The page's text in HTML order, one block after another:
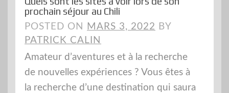
prochain séjour au Chili
POSTED ON MARS 3, 2022 BY
PATRICK CALIN
Amateur d’aventures et à la recherche
de nouvelles expériences ? Vous êtes à
la recherche d’une destination qui saura